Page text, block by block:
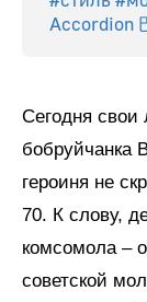
Accordion
Сегодня
бобруйчанка
героиня не
70. К слову,
комсомола –
советской